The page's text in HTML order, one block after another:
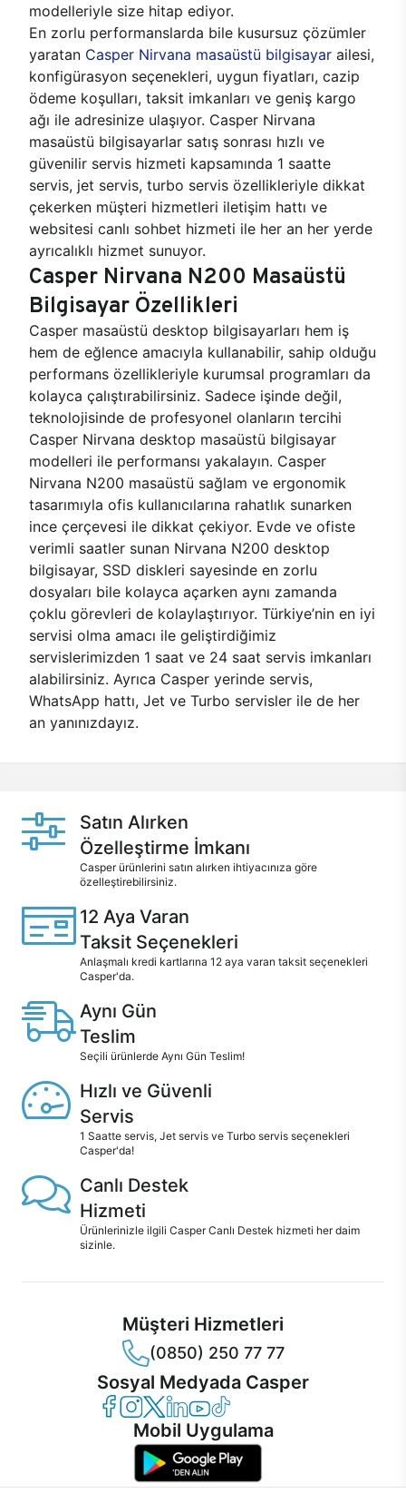
modelleriyle size hitap ediyor.
En zorlu performanslarda bile kusursuz çözümler
yaratan Casper Nirvana masaüstü bilgisayar ailesi,
konfigürasyon seçenekleri, uygun fiyatları, cazip
ödeme koşulları, taksit imkanları ve geniş kargo
ağı ile adresinize ulaşıyor. Casper Nirvana
masaüstü bilgisayarlar satış sonrası hızlı ve
güvenilir servis hizmeti kapsamında 1 saatte
servis, jet servis, turbo servis özellikleriyle dikkat
çekerken müşteri hizmetleri iletişim hattı ve
websitesi canlı sohbet hizmeti ile her an her yerde
ayrıcalıklı hizmet sunuyor.
Casper Nirvana N200 Masaüstü
Bilgisayar Özellikleri
Casper masaüstü desktop bilgisayarları hem iş
hem de eğlence amacıyla kullanabilir, sahip olduğu
performans özellikleriyle kurumsal programları da
kolayca çalıştırabilirsiniz. Sadece işinde değil,
teknolojisinde de profesyonel olanların tercihi
Casper Nirvana desktop masaüstü bilgisayar
modelleri ile performansı yakalayın. Casper
Nirvana N200 masaüstü sağlam ve ergonomik
tasarımıyla ofis kullanıcılarına rahatlık sunarken
ince çerçevesi ile dikkat çekiyor. Evde ve ofiste
verimli saatler sunan Nirvana N200 desktop
bilgisayar, SSD diskleri sayesinde en zorlu
dosyaları bile kolayca açarken aynı zamanda
çoklu görevleri de kolaylaştırıyor. Türkiye’nin en iyi
servisi olma amacı ile geliştirdiğimiz
servislerimizden 1 saat ve 24 saat servis imkanları
alabilirsiniz. Ayrıca Casper yerinde servis,
WhatsApp hattı, Jet ve Turbo servisler ile de her
an yanınızdayız.
Satın Alırken
Özelleştirme İmkanı
Casper ürünlerini satın alırken ihtiyacınıza göre
özelleştirebilirsiniz.
12 Aya Varan
Taksit Seçenekleri
Anlaşmalı kredi kartlarına 12 aya varan taksit seçenekleri
Casper'da.
Aynı Gün
Teslim
Seçili ürünlerde Aynı Gün Teslim!
Hızlı ve Güvenli
Servis
1 Saatte servis, Jet servis ve Turbo servis seçenekleri
Casper'da!
Canlı Destek
Hizmeti
Ürünlerinizle ilgili Casper Canlı Destek hizmeti her daim
sizinle.
Müşteri Hizmetleri
(0850) 250 77 77
Sosyal Medyada Casper
Casper Facebook
Casper Instagram
Casper Twitter
Casper LinkedIn
Casper YouTube
Casper TikTok
Mobil Uygulama